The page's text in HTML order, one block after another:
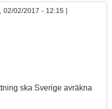
02/02/2017 - 12:15 |
ska Sverige avräkna